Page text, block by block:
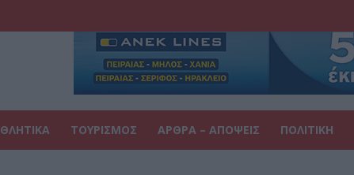
ΤΟΥΡΙΣΜΟΣ ΑΡΘΡΑ – ΑΠΟΨΕΙΣ ΠΟΛΙΤΙΚΗ